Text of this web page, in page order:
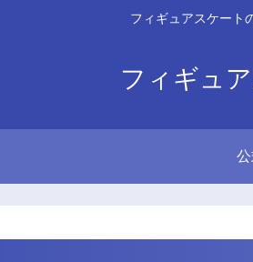
フィギュアスケート
フィギュ